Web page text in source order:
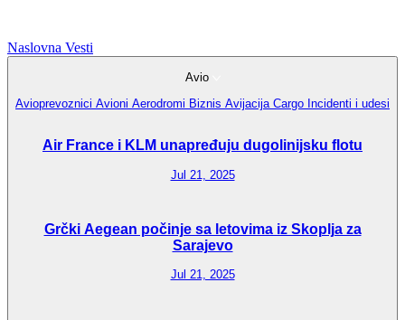
Naslovna Vesti
Avio
Avioprevoznici Avioni Aerodromi Biznis Avijacija Cargo Incidenti i udesi
Air France i KLM unapređuju dugolinijsku flotu
Jul 21, 2025
Grčki Aegean počinje sa letovima iz Skoplja za
Sarajevo
Jul 21, 2025